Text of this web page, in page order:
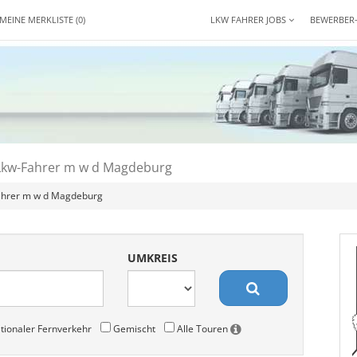
MERKLISTE (0) LKW FAHRER JOBS
Fahrer m w d Magdeburg
m w d Magdeburg
UMKREIS
Fernverkehr Gemischt Alle Touren